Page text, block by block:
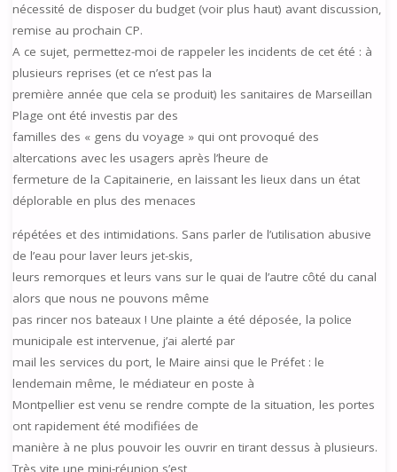
nécessité de disposer du budget (voir plus haut) avant discussion,
remise au prochain CP.
A ce sujet, permettez-moi de rappeler les incidents de cet été : à
plusieurs reprises (et ce n’est pas la
première année que cela se produit) les sanitaires de Marseillan
Plage ont été investis par des
familles des « gens du voyage » qui ont provoqué des
altercations avec les usagers après l’heure de
fermeture de la Capitainerie, en laissant les lieux dans un état
déplorable en plus des menaces
répétées et des intimidations. Sans parler de l’utilisation abusive
de l’eau pour laver leurs jet-skis,
leurs remorques et leurs vans sur le quai de l’autre côté du canal
alors que nous ne pouvons même
pas rincer nos bateaux ! Une plainte a été déposée, la police
municipale est intervenue, j’ai alerté par
mail les services du port, le Maire ainsi que le Préfet : le
lendemain même, le médiateur en poste à
Montpellier est venu se rendre compte de la situation, les portes
ont rapidement été modifiées de
manière à ne plus pouvoir les ouvrir en tirant dessus à plusieurs.
Très vite une mini-réunion s’est